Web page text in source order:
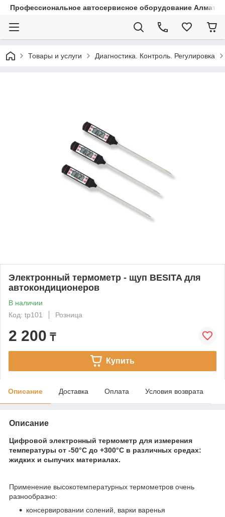
Профессиональное автосервисное оборудование Алматы
Товары и услуги Диагностика. Контроль. Регулировка
Электронный термометр - щуп BESITA для
автокондиционеров
В наличии
Код: tp101
Розница
2 200 ₸
Купить
Описание Доставка Оплата Условия возврата
Описание
Цифровой электронный термометр для измерения
температуры от -50°C до +300°C в различных средах:
жидких и сыпучих материалах.
Применение высокотемпературных термометров очень
разнообразно:
консервировании солений, варки варенья